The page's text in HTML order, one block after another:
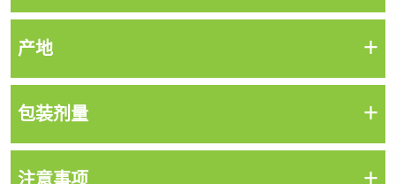
产地 +
包装剂量 +
注意事项